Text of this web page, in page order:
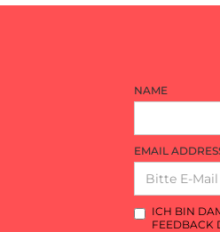
NAME
EMAIL
ICH BIN
FEEDBACK